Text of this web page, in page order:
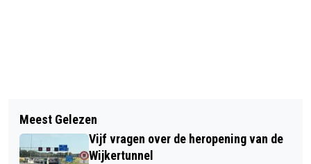
PLAN VOOR EEN LOOP – FIETSBRUG
OVER SPOOR EN A22
EEN TSUNAMI VAN BIER… IS DAT NOU
EEN RAMP OF EEN ZEGEN?
Meest Gelezen
Vijf vragen over de heropening van de
Wijkertunnel